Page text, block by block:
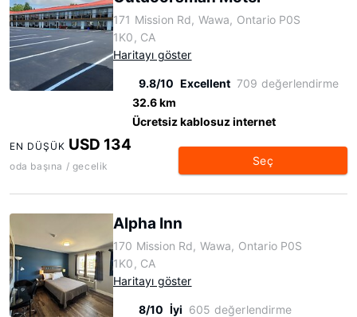
171 Mission Rd, Wawa, Ontario P0S
1K0, CA
Haritayı göster
9.8/10 Excellent 709 değerlendirme
32.6 km
Ücretsiz kablosuz internet
EN DÜŞÜK USD 134
oda başına / gecelik Seç
Alpha Inn
170 Mission Rd, Wawa, Ontario P0S
1K0, CA
Haritayı göster
8/10 İyi 605 değerlendirme